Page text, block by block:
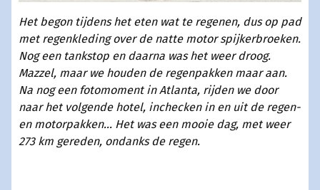
Het begon tijdens het eten wat te regenen, dus op pad
met regenkleding over de natte motor spijkerbroeken.
Nog een tankstop en daarna was het weer droog.
Mazzel, maar we houden de regenpakken maar aan.
Na nog een fotomoment in Atlanta, rijden we door
naar het volgende hotel, inchecken in en uit de regen-
en motorpakken... Het was een mooie dag, met weer
273 km gereden, ondanks de regen.